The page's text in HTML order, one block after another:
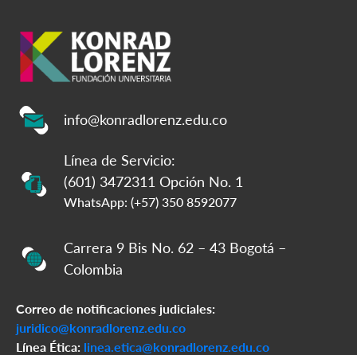
info@konradlorenz.edu.co
Línea de Servicio:
(601) 3472311 Opción No. 1
WhatsApp: (+57) 350 8592077
Carrera 9 Bis No. 62 – 43 Bogotá –
Colombia
Correo de notificaciones judiciales:
juridico@konradlorenz.edu.co
Línea Ética: linea.etica@konradlorenz.edu.co